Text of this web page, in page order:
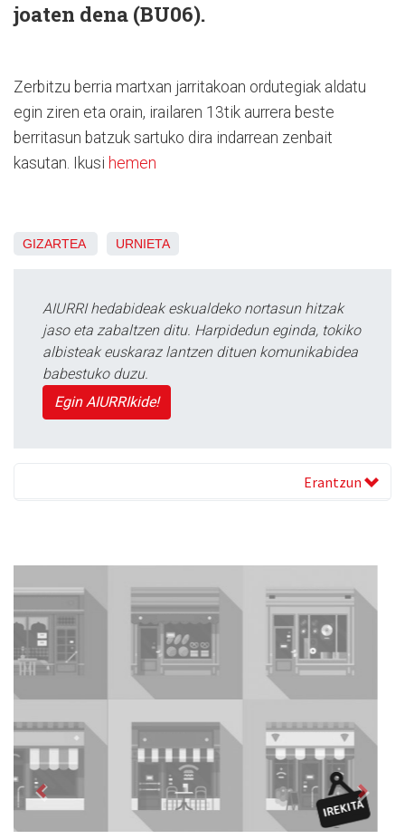
joaten dena (BU06).
Zerbitzu berria martxan jarritakoan ordutegiak aldatu
egin ziren eta orain, irailaren 13tik aurrera beste
berritasun batzuk sartuko dira indarrean zenbait
kasutan. Ikusi hemen
GIZARTEA URNIETA
AIURRI hedabideak eskualdeko nortasun hitzak
jaso eta zabaltzen ditu. Harpidedun eginda, tokiko
albisteak euskaraz lantzen dituen komunikabidea
babestuko duzu.
Egin AIURRIkide!
Erantzun
Guria
Urnieta - Jatetxeak
Previous